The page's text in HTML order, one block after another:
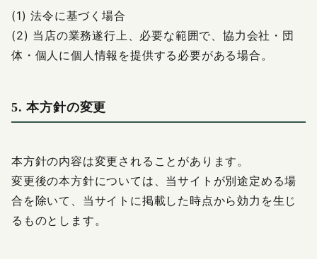
(1) 法令に基づく場合
(2) 当店の業務遂行上、必要な範囲で、協力会社・団
体・個人に個人情報を提供する必要がある場合。
5. 本方針の変更
本方針の内容は変更されることがあります。
変更後の本方針については、当サイトが別途定める場
合を除いて、当サイトに掲載した時点から効力を生じ
るものとします。